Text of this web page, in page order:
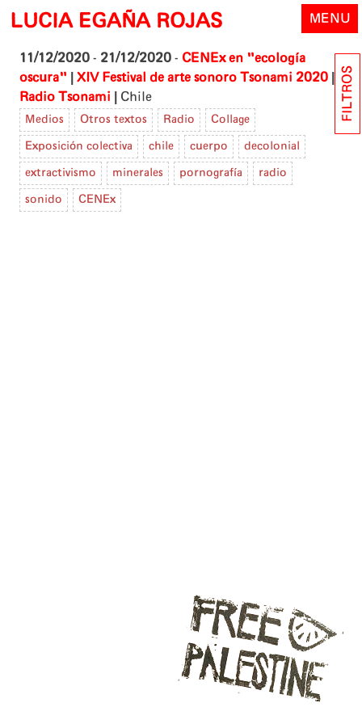
Skip
content
LUCIA EGAÑA ROJAS MENU
11/12/2020 - 21/12/2020 - CENEx en "ecología
oscura"
XIV Festival de arte sonoro Tsonami 2020
Radio Tsonami Chile
Medios Otros textos Radio Collage
Exposición colectiva chile cuerpo decolonial
extractivismo minerales pornografía radio
sonido CENEx
FILTROS